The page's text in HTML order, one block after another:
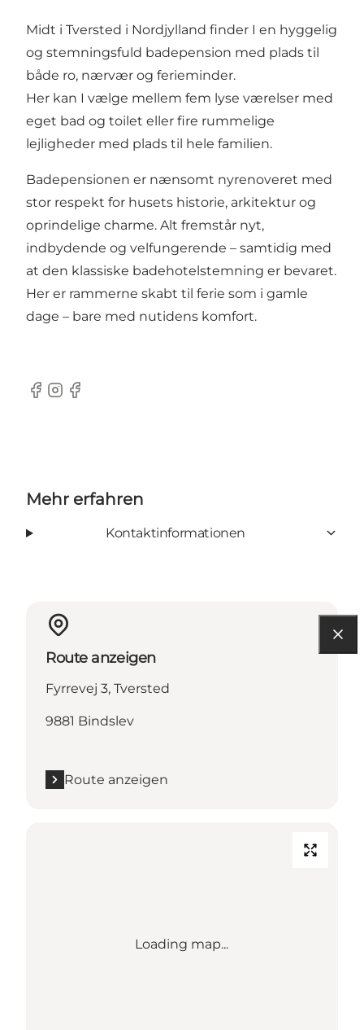
Midt i Tversted i Nordjylland finder I en hyggelig
og stemningsfuld badepension med plads til
både ro, nærvær og ferieminder.
Her kan I vælge mellem fem lyse værelser med
eget bad og toilet eller fire rummelige
lejligheder med plads til hele familien.
Badepensionen er nænsomt nyrenoveret med
stor respekt for husets historie, arkitektur og
oprindelige charme. Alt fremstår nyt,
indbydende og velfungerende – samtidig med
at den klassiske badehotelstemning er bevaret.
Her er rammerne skabt til ferie som i gamle
dage – bare med nutidens komfort.
Facebook
Instagram
Facebook
Mehr erfahren
Kontaktinformationen
Route anzeigen
Fyrrevej 3, Tversted
9881 Bindslev
Route anzeigen
Loading map...